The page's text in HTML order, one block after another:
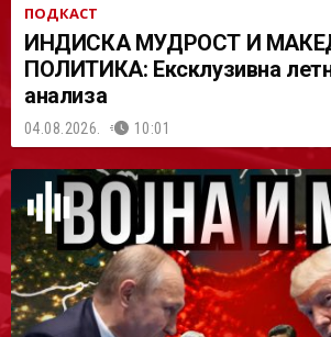
ПОДКАСТ
ИНДИСКА МУДРОСТ И
ПОЛИТИКА: Ексклузивна
анализа
04.08.2026. 10:01